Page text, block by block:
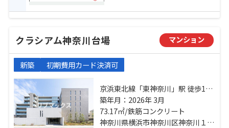
クラシアム神奈川台場 マンション
新築 初期費用カード決済可
京浜東北線「東神奈川」駅 徒歩10
分 京急本線「京急東神奈川」駅 徒
歩9分 東海道本線「横浜」駅 徒歩
16分
築年月：2026年 3月
73.17㎡/鉄筋コンクリート
神奈川県横浜市神奈川区神奈川１丁目